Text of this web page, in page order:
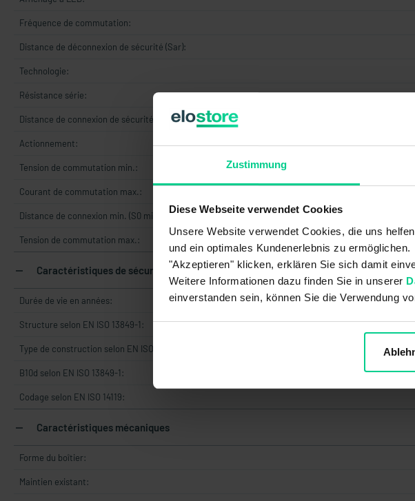
Zustimmung
Diese Webseite verwendet Cookies
Unsere Website verwendet Cookies, die uns
und ein optimales Kundenerlebnis zu
"Akzeptieren" klicken, erklären Sie sich damit
Weitere Informationen dazu finden Sie in unserer
einverstanden sein, können Sie die Verwendung
Fréquence de commutation:
Distance de déconnexion de sécurité (Sar):
Technologie:
Résistance série:
Distance de connexion de sécurité (Sao):
Actionnement:
Tension de commutation min.:
Courant de commutation max.:
Distance de connexion min. (S0 min.):
Tension de commutation max.:
Caractéristiques de sécurité
Durée de vie en années:
Structure selon EN ISO 13849-1:
Type de construction selon EN ISO 14119:
B10d selon EN ISO 13849-1:
Codage selon EN ISO 14119:
Caractéristiques mécaniques
Forme du boîtier:
Maintien existant: